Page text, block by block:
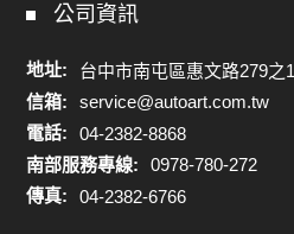
公司資訊
地址:
台中市南屯區惠文路279之
信箱:
service@autoart.com.tw
電話:
04-2382-8868
南部服務專線:
0978-780-272
傳真:
04-2382-6766